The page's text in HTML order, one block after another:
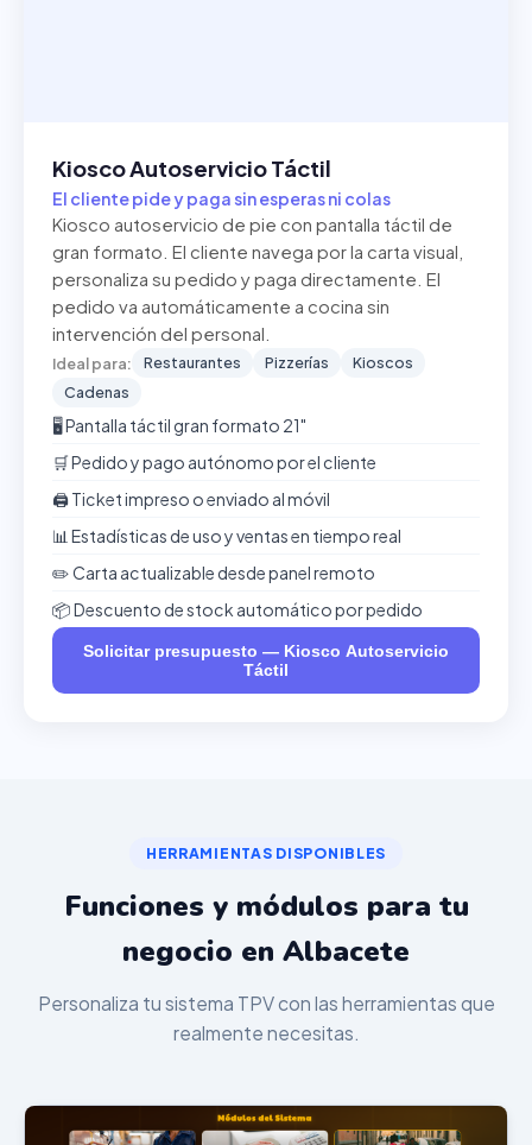
Kiosco Autoservicio Táctil
El cliente pide y paga sin esperas ni colas
Kiosco autoservicio de pie con pantalla táctil de
gran formato. El cliente navega por la carta visual,
personaliza su pedido y paga directamente. El
pedido va automáticamente a cocina sin
intervención del personal.
Ideal para: Restaurantes Pizzerías
Kioscos
Cadenas
🖥️ Pantalla táctil gran formato 21"
🛒 Pedido y pago autónomo por el cliente
🖨️ Ticket impreso o enviado al móvil
📊 Estadísticas de uso y ventas en tiempo real
✏️ Carta actualizable desde panel remoto
📦 Descuento de stock automático por pedido
Solicitar presupuesto — Kiosco Autoservicio
Táctil
HERRAMIENTAS DISPONIBLES
Funciones y módulos para tu
negocio en Albacete
Personaliza tu sistema TPV con las herramientas que
realmente necesitas.